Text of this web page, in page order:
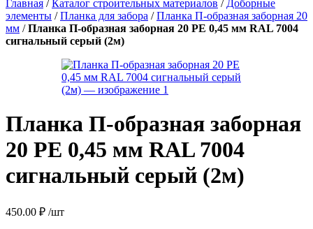
Главная /Каталог строительных материалов / Доборные
элементы /Планка для забора /Планка П-образная заборная 20
мм /Планка П-образная заборная 20 PE 0,45 мм RAL 7004
сигнальный серый (2м)
Планка П-образная заборная
20 PE 0,45 мм RAL 7004
сигнальный серый (2м)
450.00 ₽ /шт